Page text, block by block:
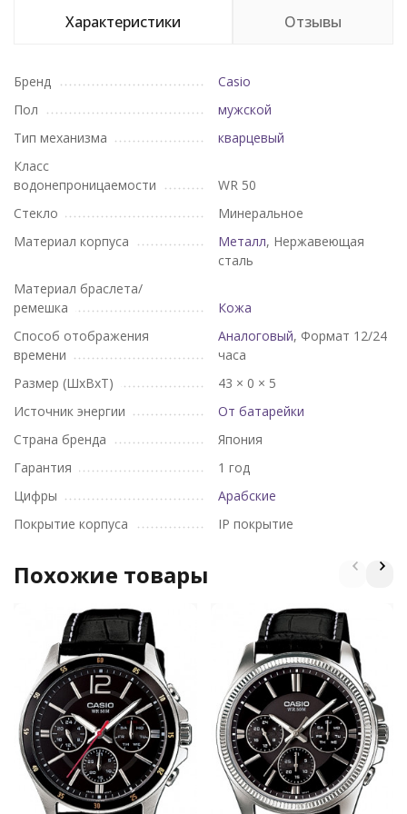
Характеристики Отзывы
Бренд
Casio
Пол
мужской
Тип механизма
кварцевый
Класс
водонепроницаемости
WR 50
Стекло
Минеральное
Материал корпуса
Металл, Нержавеющая
сталь
Материал браслета/
ремешка
Кожа
Способ отображения
времени
Аналоговый, Формат 12/24
часа
Размер (ШхВхТ)
43 × 0 × 5
Источник энергии
От батарейки
Страна бренда
Япония
Гарантия
1 год
Цифры
Арабские
Покрытие корпуса
IP покрытие
Похожие товары